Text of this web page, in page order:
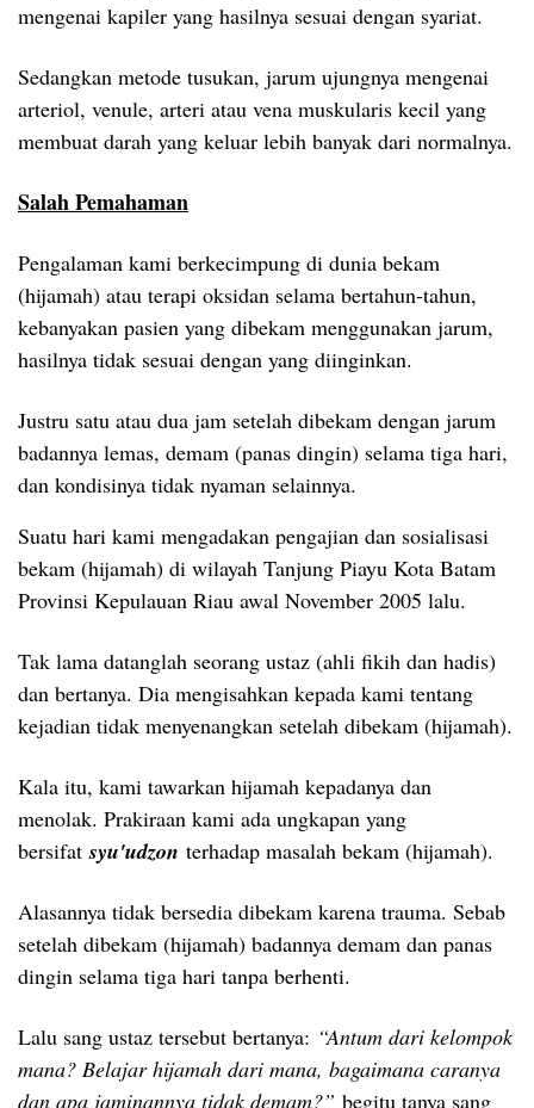
mengenai kapiler yang hasilnya sesuai dengan syariat.
Sedangkan metode tusukan, jarum ujungnya mengenai
arteriol, venule, arteri atau vena muskularis kecil yang
membuat darah yang keluar lebih banyak dari normalnya.
Salah Pemahaman
Pengalaman kami berkecimpung di dunia bekam
(hijamah) atau terapi oksidan selama bertahun-tahun,
kebanyakan pasien yang dibekam menggunakan jarum,
hasilnya tidak sesuai dengan yang diinginkan.
Justru satu atau dua jam setelah dibekam dengan jarum
badannya lemas, demam (panas dingin) selama tiga hari,
dan kondisinya tidak nyaman selainnya.
Suatu hari kami mengadakan pengajian dan sosialisasi
bekam (hijamah) di wilayah Tanjung Piayu Kota Batam
Provinsi Kepulauan Riau awal November 2005 lalu.
Tak lama datanglah seorang ustaz (ahli fikih dan hadis)
dan bertanya. Dia mengisahkan kepada kami tentang
kejadian tidak menyenangkan setelah dibekam (hijamah).
Kala itu, kami tawarkan hijamah kepadanya dan
menolak. Prakiraan kami ada ungkapan yang
bersifatsyu'udzon terhadap masalah bekam (hijamah).
Alasannya tidak bersedia dibekam karena trauma. Sebab
setelah dibekam (hijamah) badannya demam dan panas
dingin selama tiga hari tanpa berhenti.
Lalu sang ustaz tersebut bertanya: “Antum dari kelompok
mana? Belajar hijamah dari mana, bagaimana caranya
dan apa jaminannya tidak demam?” begitu tanya sang